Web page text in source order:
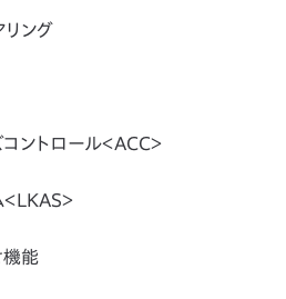
ング
ントロール＜ACC＞
LKAS＞
能